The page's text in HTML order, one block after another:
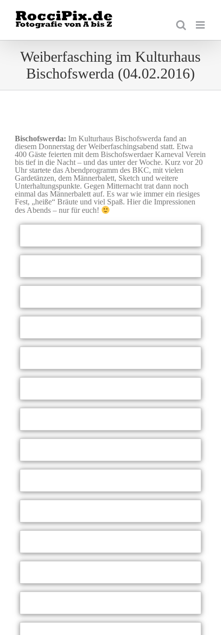
Inhalt
springen
Weiberfasching im Kulturhaus
Bischofswerda (04.02.2016)
Bischofswerda: Im Kulturhaus Bischofswerda fand an
diesem Donnerstag der Weiberfaschingsabend statt. Etwa
400 Gäste feierten mit dem Bischofswerdaer Karneval Verein
bis tief in die Nacht – und das unter der Woche. Kurz vor 20
Uhr startete das Abendprogramm des BKC, mit vielen
Gardetänzen, dem Männerbalett, Sketch und weitere
Unterhaltungspunkte. Gegen Mitternacht trat dann noch
einmal das Männerbalett auf. Es war wie immer ein riesiges
Fest, „heiße“ Bräute und viel Spaß. Hier die Impressionen
des Abends – nur für euch!